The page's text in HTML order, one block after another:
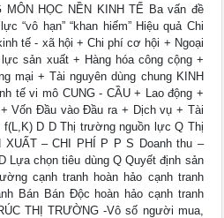
MÔN HỌC NỀN KINH TẾ Ba vấn đề
“vô hạn” “khan hiếm” Hiệu quả Chi
tế - xã hội + Chi phí cơ hội + Ngoại
sản xuất + Hàng hóa công cộng +
mại + Tài nguyên dùng chung KINH
tế vi mô CUNG - CẦU + Lao động +
Vốn Đầu vào Đầu ra + Dịch vụ + Tài
D D Thị trường nguồn lực Q Thị
XUẤT – CHI PHÍ P P S Doanh thu –
Lựa chọn tiêu dùng Q Quyết định sản
cạnh tranh hoàn hảo cạnh tranh
Bán Bán Độc hoàn hảo cạnh tranh
THỊ TRƯỜNG -Vô số người mua,